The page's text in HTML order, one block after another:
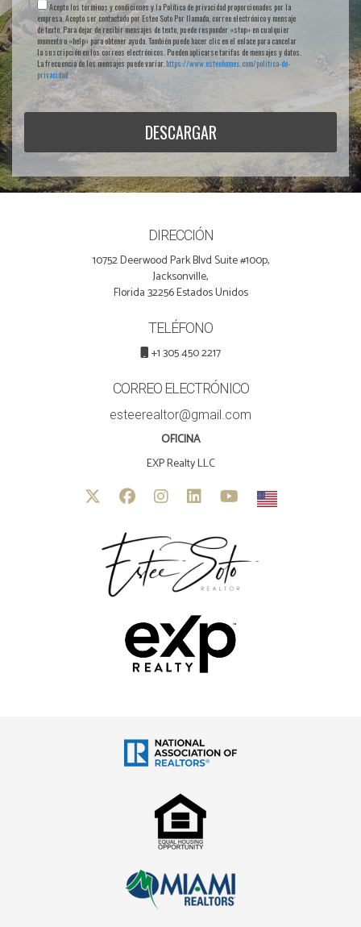
Acepto los términos y condiciones y la Política de privacidad proporcionados por la
empresa. Acepto ser contactado por Estee Soto Por llamada, correo electrónico y mensaje
de texto. Para dejar de recibir mensajes de texto, puede responder «stop» en cualquier
momento o «help» para obtener ayuda. También puede hacer clic en el enlace para cancelar
la suscripción en los correos electrónicos. Pueden aplicarse tarifas de mensajes y datos.
La frecuencia de los mensajes puede variar. https://www.esteehomes.com/politica-de-
privacidad
DESCARGAR
DIRECCIÓN
10752 Deerwood Park Blvd Suite #100p,
Jacksonville,
Florida 32256 Estados Unidos
TELÉFONO
+1 305 450 2217
CORREO ELECTRÓNICO
esteerealtor@gmail.com
OFICINA
EXP Realty LLC